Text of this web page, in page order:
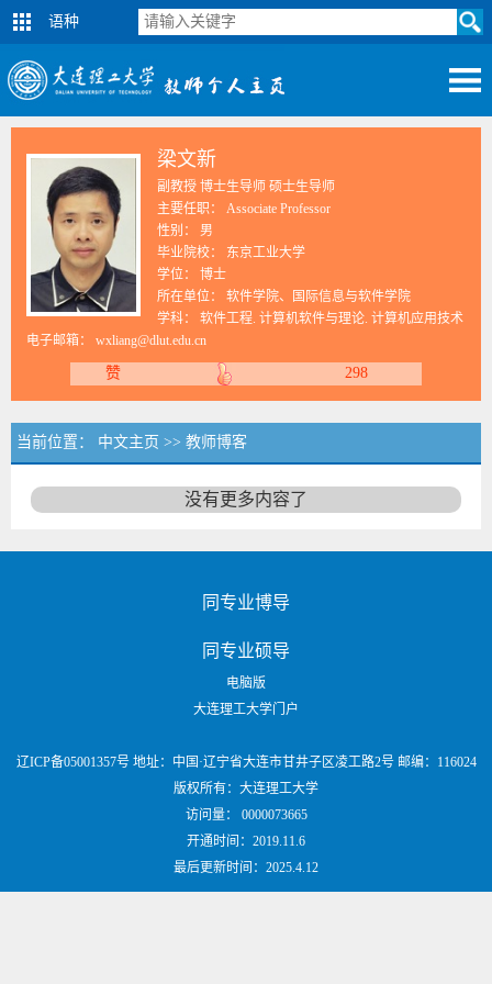
语种
梁文新
副教授 博士生导师 硕士生导师
主要任职： Associate Professor
性别： 男
毕业院校： 东京工业大学
学位： 博士
所在单位： 软件学院、国际信息与软件学院
学科： 软件工程. 计算机软件与理论. 计算机应用技术
电子邮箱： wxliang@dlut.edu.cn
赞 298
当前位置： 中文主页 >> 教师博客
没有更多内容了
同专业博导
同专业硕导
电脑版
大连理工大学门户
辽ICP备05001357号 地址：中国·辽宁省大连市甘井子区凌工路2号 邮编：116024
版权所有：大连理工大学
访问量： 0000073665
开通时间： 2019.11.6
最后更新时间： 2025.4.12